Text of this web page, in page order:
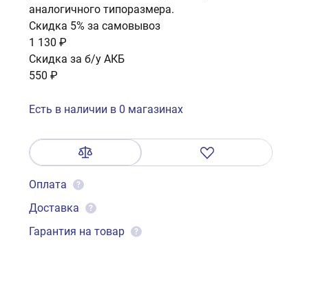
аналогичного типоразмера.
Скидка 5% за самовывоз
1 130 ₽
Скидка за б/у АКБ
550 ₽
Есть в наличии в 0 магазинах
Оплата ?
Доставка ?
Гарантия на товар ?